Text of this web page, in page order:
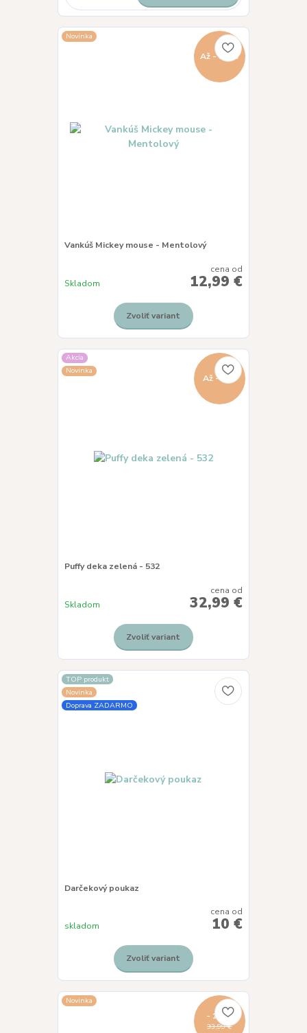
Novinka
Až - 20 %
Vankúš Mickey mouse - Mentolový
cena od
12,99 €
Skladom
Zvoliť variant
Akcia
Novinka
Až - 8 %
Puffy deka zelená - 532
cena od
32,99 €
Skladom
Zvoliť variant
TOP produkt
Novinka
Doprava ZADARMO
Darčekový poukaz
cena od
10 €
skladom
Zvoliť variant
Novinka
33,99 €
- 18 %